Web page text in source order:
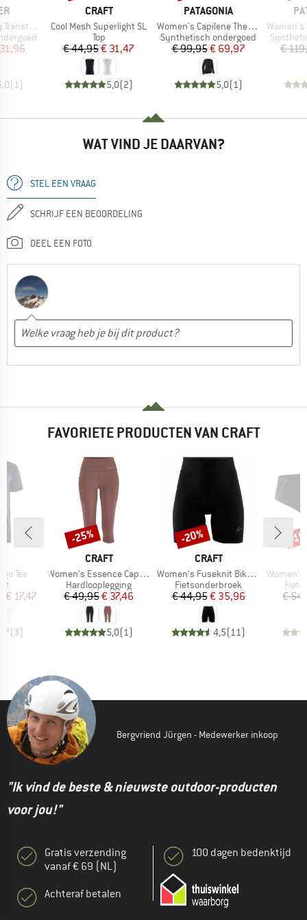
Light
prijs
(1)
MERK
CRAFT
Artikel
Cool Mesh Superlight SL
Productgroep
Top
Prijs
€ 44,95Verlaagde prijs
€ 31,47
5,0(2)
MERK
PATAGONIA
Artikel
Women's Capilene Thermal Weight Crew
Productgroep
Synthetisch ondergoed
Prijs
€ 99,95Verlaagde prijs
€ 69,97
5,0(1)
Artikel
Women's
€
WAT VIND JE DAARVAN?
STEL EEN VRAAG
SCHRIJF EEN BEOORDELING
DEEL EEN FOTO
FAVORIETE PRODUCTEN VAN CRAFT
Tee
prijs
€ 17,47
(3)
MERK
CRAFT
Artikel
Women's Essence Capri 3
Productgroep
Hardlooplegging
Prijs
€ 49,95Verlaagde prijs
€ 37,46
5,0(1)
Korting
-25%
MERK
CRAFT
Artikel
Women's Fuseknit Bike Boxer
Productgroep
Fietsonderbroek
Prijs
€ 44,95Verlaagde prijs
€ 35,96
4,5(11)
Korting
-20%
Artikel
Women's
€
-
Bergvriend Jürgen - Medewerker inkoop
"Ik vind de beste & nieuwste outdoor-producten
voor jou!"
Gratis verzending
vanaf € 69 (NL)
Achteraf betalen
100 dagen bedenktijd